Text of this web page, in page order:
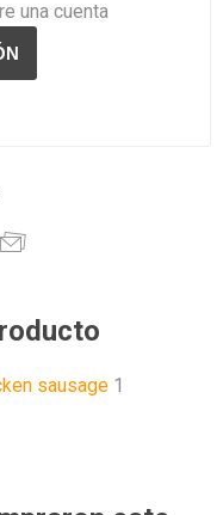
una cuenta
sausage 1